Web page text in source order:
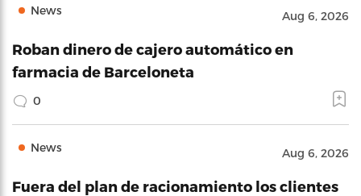
News Aug 6, 2026
Roban dinero de cajero automático en
farmacia de Barceloneta
0
News Aug 6, 2026
Fuera del plan de racionamiento los clientes